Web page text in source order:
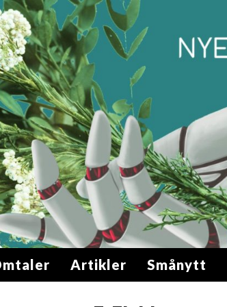
Artikler Smånytt